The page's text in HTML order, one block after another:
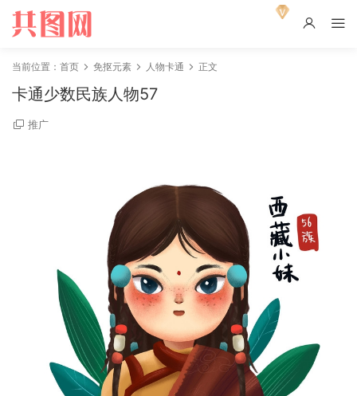
当前位置： 首页 免抠元素 人物卡通 正文
卡通少数民族人物57
推广